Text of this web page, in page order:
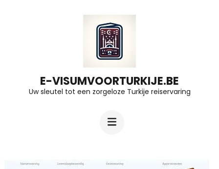
E-VISUMVOORTURKIJE.BE
Uw sleutel tot een zorgeloze Turkije reiservaring